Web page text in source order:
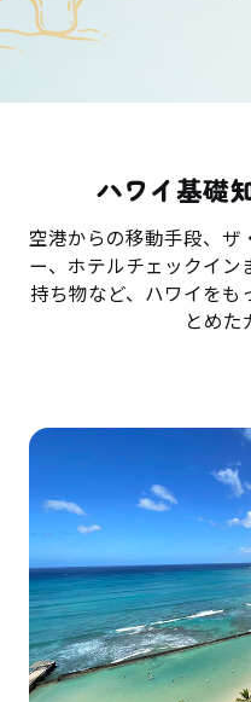
ハワイ基礎
空港からの移動手段、ザ
ー、ホテルチェックイン
持ち物など、ハワイをも
とめた